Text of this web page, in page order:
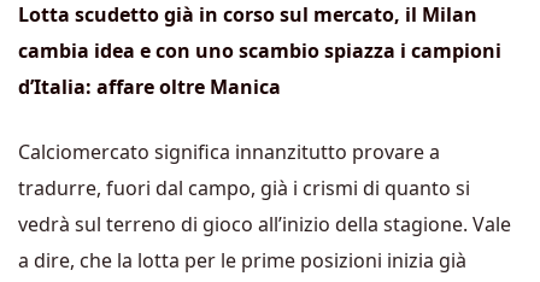
Lotta scudetto già in corso sul mercato, il Milan
cambia idea e con uno scambio spiazza i campioni
d’Italia: affare oltre Manica
Calciomercato significa innanzitutto provare a
tradurre, fuori dal campo, già i crismi di quanto si
vedrà sul terreno di gioco all’inizio della stagione. Vale
a dire, che la lotta per le prime posizioni inizia già